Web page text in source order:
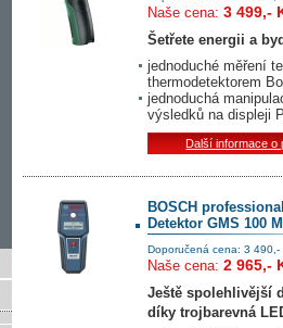
Naše cena: 3 499,-
Šetřete energii a
jednoduché měření
thermodetektorem
jednoduchá
výsledků na displeji
Další informace o
BOSCH
Detektor GMS 100 M
Doporučená cena: 3 490,-
Naše cena: 2 965,-
Ještě spolehlivější
díky trojbarevná